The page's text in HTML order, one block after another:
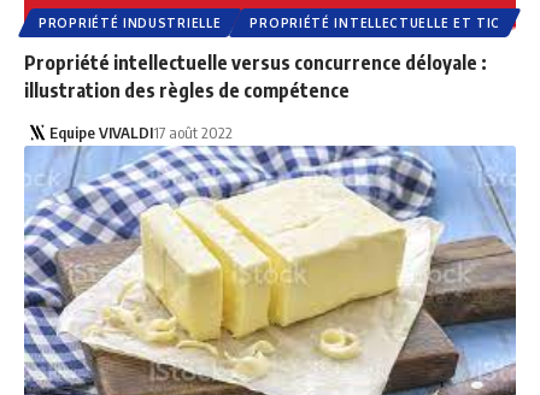
PROPRIÉTÉ INDUSTRIELLE PROPRIÉTÉ INTELLECTUELLE ET TIC
Propriété intellectuelle versus concurrence déloyale :
illustration des règles de compétence
Equipe VIVALDI17 août 2022